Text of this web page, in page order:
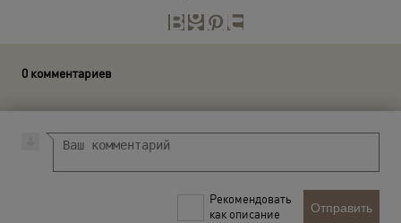
0 комментариев
Рекомендовать
как описание
Отправить